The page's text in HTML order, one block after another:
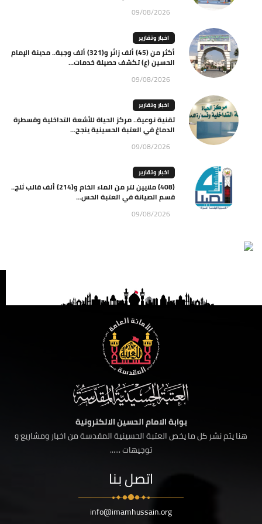
09/08/2026
اخبار وتقارير
أكثر من (45) ألف زائر و(321) ألف وجبة.. مدينة الإمام
الحسين (ع) تكشف حصيلة خدمات...
09/08/2026
اخبار وتقارير
تقنية نوعية.. مركز الحياة للأشعة التداخلية وقسطرة
الدماغ في العتبة الحسينية ينجح...
09/08/2026
اخبار وتقارير
(408) ملايين لتر من الماء الخام و(214) ألف قالب ثلج..
قسم الصيانة في العتبة الحس...
09/08/2026
بوابة الامام الحسين الالكترونية
هنا يتم نشر كل ما يخص العتبة الحسينية المقدسة من اخبار ومشاريع و
توجيهات ......
اتصل بنا
info@imamhussain.org